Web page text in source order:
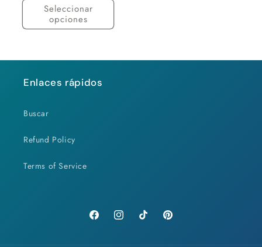
Seleccionar
opciones
Enlaces rápidos
Buscar
Refund Policy
Terms of Service
FacebookInstagramTikTok Pinterest